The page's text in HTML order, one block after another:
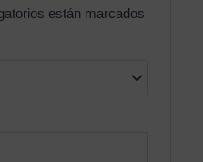
están marcados